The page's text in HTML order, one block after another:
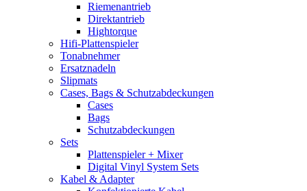
Riemenantrieb
Direktantrieb
Hightorque
Hifi-Plattenspieler
Tonabnehmer
Ersatznadeln
Slipmats
Cases, Bags & Schutzabdeckungen
Cases
Bags
Schutzabdeckungen
Sets
Plattenspieler + Mixer
Digital Vinyl System Sets
Kabel & Adapter